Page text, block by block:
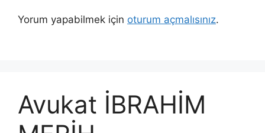
Yorum yapabilmek için oturum açmalısınız.
Avukat İBRAHİM